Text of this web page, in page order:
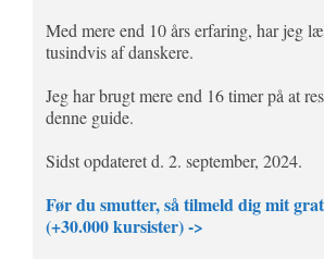
Med mere end 10 års erfaring, har jeg
tusindvis af danskere.
Jeg har brugt mere end 16 timer på at
denne guide.
Sidst opdateret d. 2. september, 2024.
Før du smutter, så tilmeld dig mit
(+30.000 kursister) ->